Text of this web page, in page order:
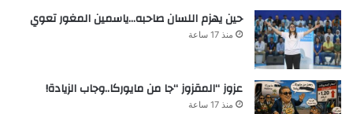
حين يهزم اللسان صاحبه…ياسمين المغور تعوي
منذ 17 ساعة
عزوز “المقزوز “جا من مايوركا..وجاب الزيادة!
منذ 17 ساعة